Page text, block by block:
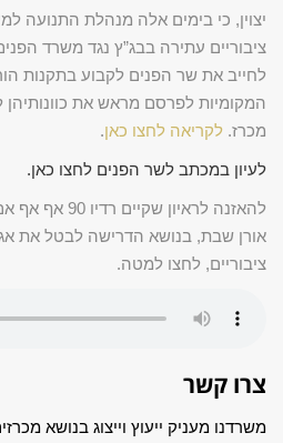
יצוין, כי בימים אלה מנהלת התנועה
ציבוריים עתירה בבג”ץ נגד משרד
לחייב את שר הפנים לקבוע בתקנות
המקומיות לפרסם מראש את
מכרז. לקריאה לחצו כאן.
לעיון במכתב לשר הפנים לחצו כאן.
אורן שבת, בנושא הדרישה לבטל את
ציבוריים, לחצו למטה.
צרו קשר
משרדנו מעניק ייעוץ וייצוג בנושא